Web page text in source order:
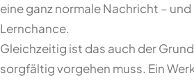
eine ganz normale Nachricht –
Lernchance.
Gleichzeitig ist das auch der
sorgfältig vorgehen muss. Ein